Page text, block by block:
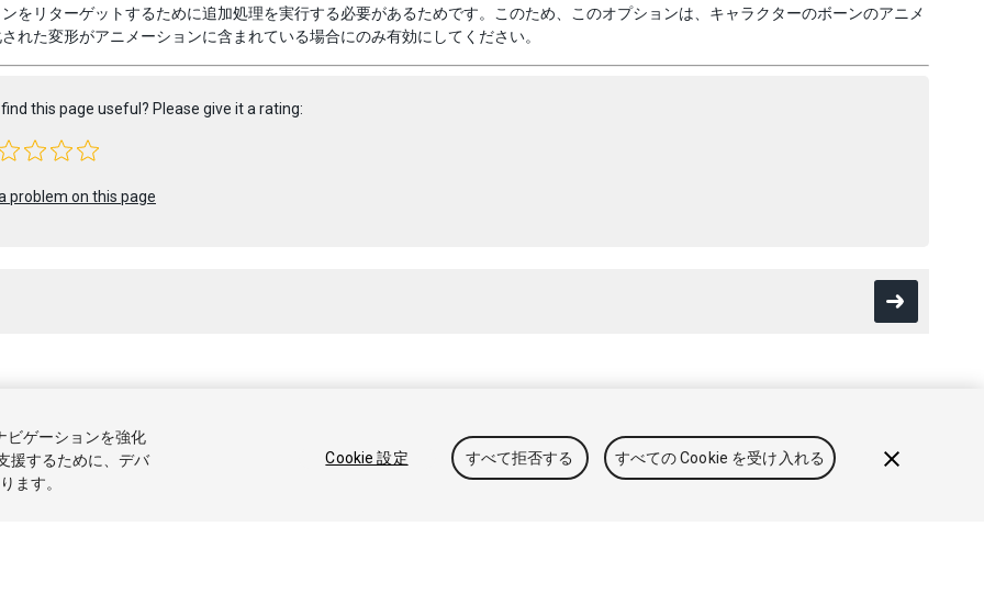
をリターゲットするために追加処理を実行する必要があるためです。このため、このオプションは、キャラクターのボーンのアニメ
れた変形がアニメーションに含まれている場合にのみ有効にしてください。
this page useful? Please give it a rating:
problem on this page
ル Answers ナレッジベース アセットストア 商標と利用規約 法律関連 プライバシーポリシー クッキー 私の個人情
ビゲーションを強化
援するために、デバ
ます。
Cookie 設定 すべて拒否する すべての Cookie を受け入れる